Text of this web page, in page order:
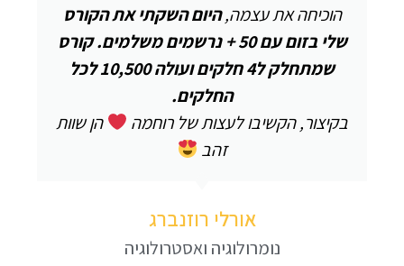
הוכיחה את עצמה,היום השקתי את הקורס
שלי בזום עם 50 + נרשמים משלמים. קורס
שמתחלק ל4 חלקים ועולה 10,500 לכל
החלקים.
בקיצור, הקשיבו לעצות של רוחמה
הן שוות
זהב
אורלי רוזנברג
נומרולוגיה ואסטרולוגיה